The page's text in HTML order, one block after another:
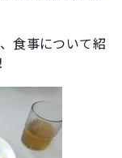
食事について紹